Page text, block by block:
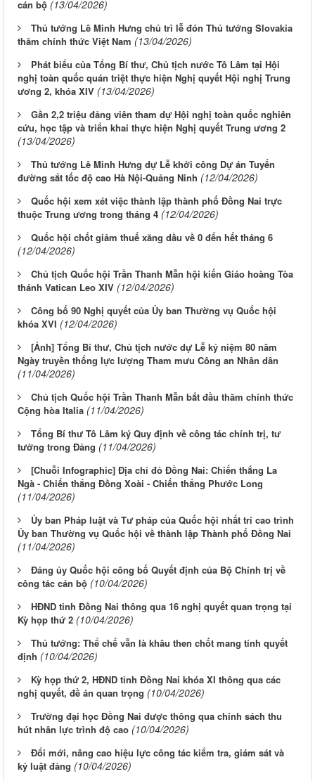
cán bộ (13/04/2026)
Thủ tướng Lê Minh Hưng chủ trì lễ đón Thủ tướng Slovakia
thăm chính thức Việt Nam (13/04/2026)
Phát biểu của Tổng Bí thư, Chủ tịch nước Tô Lâm tại Hội
nghị toàn quốc quán triệt thực hiện Nghị quyết Hội nghị Trung
ương 2, khóa XIV (13/04/2026)
Gần 2,2 triệu đảng viên tham dự Hội nghị toàn quốc nghiên
cứu, học tập và triển khai thực hiện Nghị quyết Trung ương 2
(13/04/2026)
Thủ tướng Lê Minh Hưng dự Lễ khởi công Dự án Tuyến
đường sắt tốc độ cao Hà Nội-Quảng Ninh (12/04/2026)
Quốc hội xem xét việc thành lập thành phố Đồng Nai trực
thuộc Trung ương trong tháng 4 (12/04/2026)
Quốc hội chốt giảm thuế xăng dầu về 0 đến hết tháng 6
(12/04/2026)
Chủ tịch Quốc hội Trần Thanh Mẫn hội kiến Giáo hoàng Tòa
thánh Vatican Leo XIV (12/04/2026)
Công bố 90 Nghị quyết của Ủy ban Thường vụ Quốc hội
khóa XVI (12/04/2026)
[Ảnh] Tổng Bí thư, Chủ tịch nước dự Lễ kỷ niệm 80 năm
Ngày truyền thống lực lượng Tham mưu Công an Nhân dân
(11/04/2026)
Chủ tịch Quốc hội Trần Thanh Mẫn bắt đầu thăm chính thức
Cộng hòa Italia (11/04/2026)
Tổng Bí thư Tô Lâm ký Quy định về công tác chính trị, tư
tưởng trong Đảng (11/04/2026)
[Chuỗi Infographic] Địa chỉ đỏ Đồng Nai: Chiến thắng La
Ngà - Chiến thắng Đồng Xoài - Chiến thắng Phước Long
(11/04/2026)
Ủy ban Pháp luật và Tư pháp của Quốc hội nhất trí cao trình
Ủy ban Thường vụ Quốc hội về thành lập Thành phố Đồng Nai
(11/04/2026)
Đảng ủy Quốc hội công bố Quyết định của Bộ Chính trị về
công tác cán bộ (10/04/2026)
HĐND tỉnh Đồng Nai thông qua 16 nghị quyết quan trọng tại
Kỳ họp thứ 2 (10/04/2026)
Thủ tướng: Thể chế vẫn là khâu then chốt mang tính quyết
định (10/04/2026)
Kỳ họp thứ 2, HĐND tỉnh Đồng Nai khóa XI thông qua các
nghị quyết, đề án quan trọng (10/04/2026)
Trường đại học Đồng Nai được thông qua chính sách thu
hút nhân lực trình độ cao (10/04/2026)
Đổi mới, nâng cao hiệu lực công tác kiểm tra, giám sát và
kỷ luật đảng (10/04/2026)